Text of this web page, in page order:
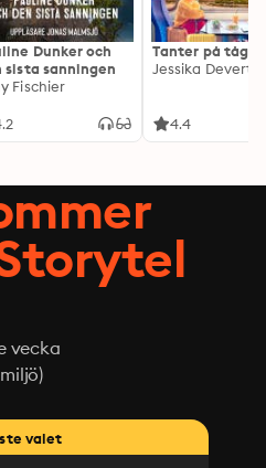
Dunker och
sista sanningen
Fischier
Tanter på tåg
Jessika Devert
4.4
vecka
valet